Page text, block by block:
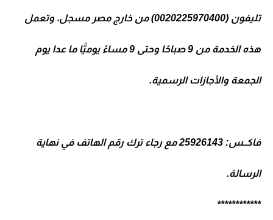
تليفون (0020225970400) من خارج مصر مسجل، وتعمل
هذه الخدمة من 9 صباحًا وحتى 9 مساءً يوميًّا ما عدا يوم
الجمعة والأجازات الرسمية.
فاكــس: 25926143 مع رجاء ترك رقم الهاتف في نهاية
الرسالة.
************